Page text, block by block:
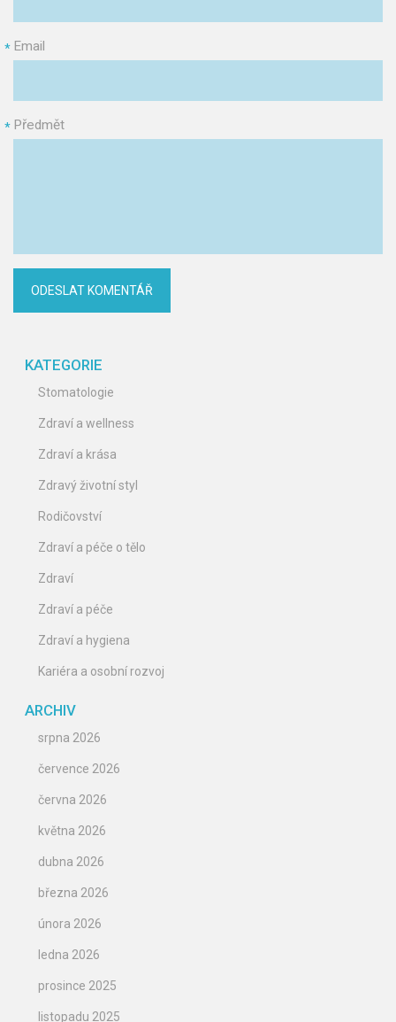
Email
*
Předmět
*
KATEGORIE
Stomatologie
Zdraví a wellness
Zdraví a krása
Zdravý životní styl
Rodičovství
Zdraví a péče o tělo
Zdraví
Zdraví a péče
Zdraví a hygiena
Kariéra a osobní rozvoj
ARCHIV
srpna 2026
července 2026
června 2026
května 2026
dubna 2026
března 2026
února 2026
ledna 2026
prosince 2025
listopadu 2025